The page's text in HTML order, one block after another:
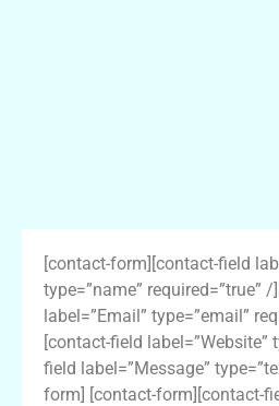
[contact-form][contact-field
type=”name” required=”true”
label=”Email” type=”email”
[contact-field label=”Website”
field label=”Message”
form] [contact-form][contact-